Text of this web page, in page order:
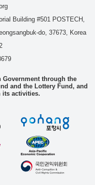
Building #501 POSTECH,
do, 37673, Korea
Government through the
and the Lottery Fund, and
its activities.